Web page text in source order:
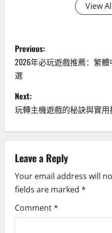
View
P
o
s
t
n
a
v
i
g
Previous:
2026年必玩遊戲推薦：繁
選
Next:
玩轉主機遊戲的秘訣與實
Leave a Reply
Your email address will
fields are marked *
Comment*